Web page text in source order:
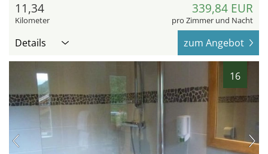
11,34
Kilometer
339,84 EUR
pro Zimmer und Nacht
Details zum Angebot
16